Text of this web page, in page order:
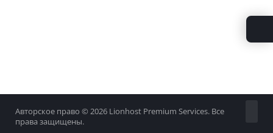
Авторское право © 2026 Lionhost Premium Services. Все
права защищены.